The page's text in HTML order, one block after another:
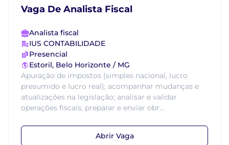
Vaga De Analista Fiscal
Analista fiscal
IUS CONTABILIDADE
Presencial
Estoril, Belo Horizonte / MG
Apuração de impostos (simples nacional, lucro
presumido e lucro real); acompanhar mudanças e
atualizações na legislação; analisar e validar
operações fiscais; preparar e enviar obr...
Abrir Vaga